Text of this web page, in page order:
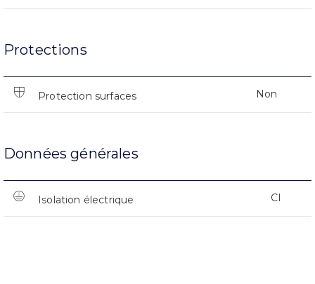
Protections
Protection surfaces Non
Données générales
Isolation électrique CI